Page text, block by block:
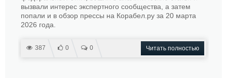
вызвали интерес экспертного сообщества, а затем
попали и в обзор прессы на Корабел.ру за 20 марта
2026 года.
387 0 0 Читать полностью